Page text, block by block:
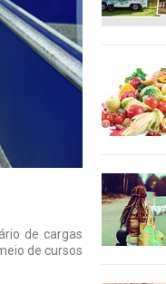
de cargas
de cursos